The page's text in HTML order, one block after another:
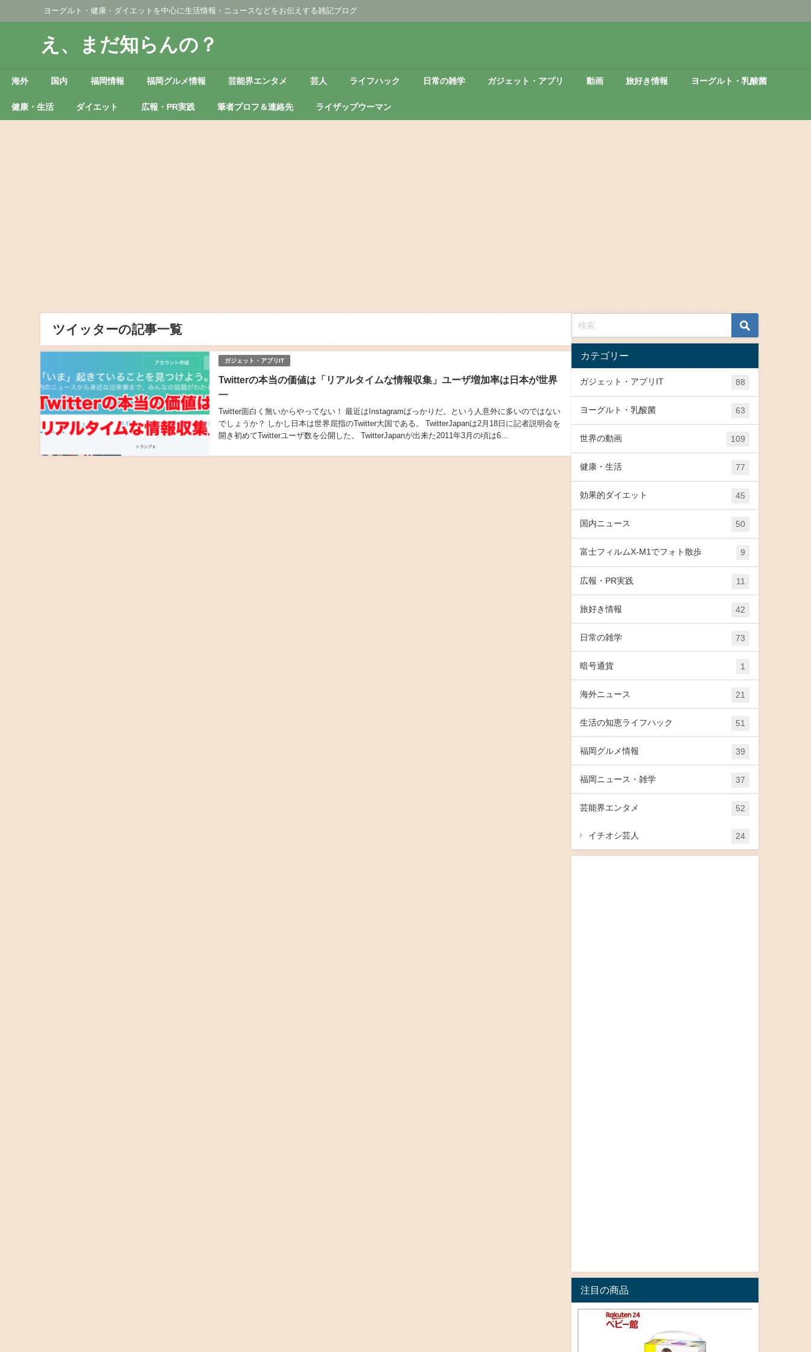
ヨーグルト・健康・ダイエットを中心に生活情報・ニュースなどをお伝えする雑記ブログ
え、まだ知らんの？
海外 国内 福岡情報 福岡グルメ情報 芸能界エンタメ 芸人 ライフハック 日常の雑学 ガジェット・アプリ 動画 旅好き情報 ヨーグルト・乳酸菌
健康・生活 ダイエット 広報・PR実践 筆者プロフ＆連絡先 ライザップウーマン
ツイッターの記事一覧
ガジェット・アプリIT
Twitterの本当の価値は「リアルタイムな情報収集」ユーザ増加率は日本が世界
一
Twitter面白く無いからやってない！ 最近はInstagramばっかりだ。という人意外に多いのではない
でしょうか？ しかし日本は世界屈指のTwitter大国である。 TwitterJapanは2月18日に記者説明会を
開き初めてTwitterユーザ数を公開した。 TwitterJapanが出来た2011年3月の頃は6...
カテゴリー
ガジェット・アプリIT 88
ヨーグルト・乳酸菌 63
世界の動画 109
健康・生活 77
効果的ダイエット 45
国内ニュース 50
富士フィルムX-M1でフォト散歩 9
広報・PR実践 11
旅好き情報 42
日常の雑学 73
暗号通貨 1
海外ニュース 21
生活の知恵ライフハック 51
福岡グルメ情報 39
福岡ニュース・雑学 37
芸能界エンタメ 52
イチオシ芸人 24
注目の商品